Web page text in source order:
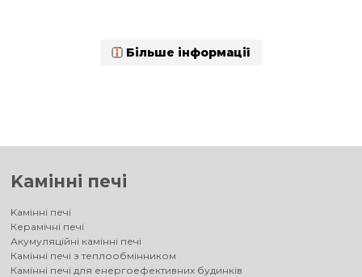
Більше інформації
Kамінні печі
Kамінні печі
Керамічні печі
Акумуляційні камінні печі
Камінні печі з теплообмінником
Камінні печі для енергоефективних будинків